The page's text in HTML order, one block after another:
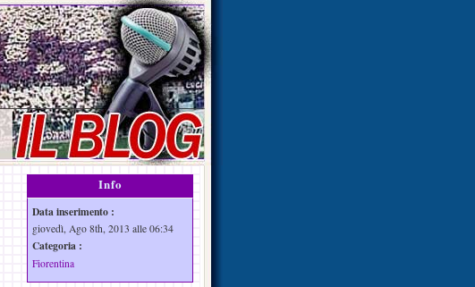
Info
Data inserimento :
giovedì, Ago 8th, 2013 alle 06:34
Categoria :
Fiorentina